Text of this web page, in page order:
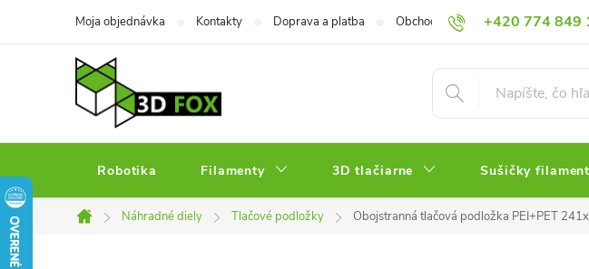
+420 774 849
Moja objednávka Kontakty Doprava a platba Obchodné podmienky
Robotika Filamenty 3D tlačiarne Sušičky
Domov
Náhradné diely Tlačové podložky Obojstranná tlačová podložka PEI+PET